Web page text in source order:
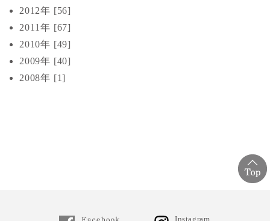
2012年 [56]
2011年 [67]
2010年 [49]
2009年 [40]
2008年 [1]
Instagram